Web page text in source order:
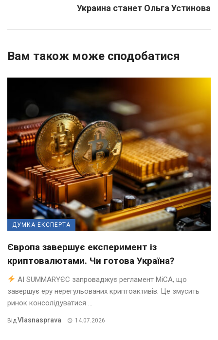
Украина станет Ольга Устинова
Вам також може сподобатися
ДУМКА ЕКСПЕРТА
Європа завершує експеримент із
криптовалютами. Чи готова Україна?
AI SUMMARYЄС запроваджує регламент MiCA, що
завершує еру нерегульованих криптоактивів. Це змусить
ринок консолідуватися ...
Від Vlasnasprava 14.07.2026